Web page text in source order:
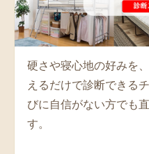
硬さや寝心地の好みを
えるだけで診断できる
びに自信がない方でも
す。